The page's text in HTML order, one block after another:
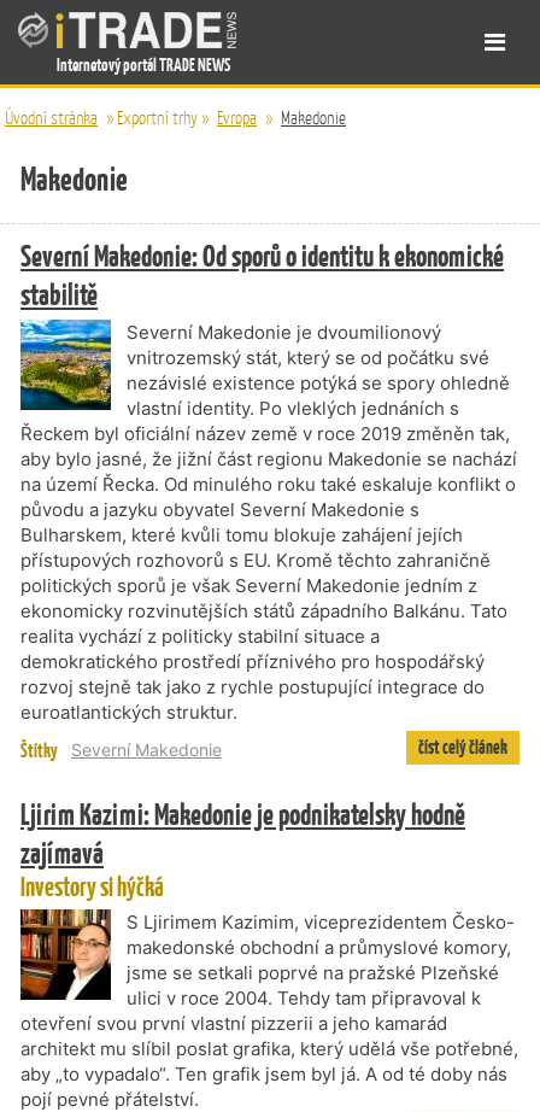
Internetový portál TRADE NEWS
Úvodní stránka » Exportní trhy» Evropa » Makedonie
Makedonie
Severní Makedonie: Od sporů o identitu k ekonomické
stabilitě
Severní Makedonie je dvoumilionový
vnitrozemský stát, který se od počátku své
nezávislé existence potýká se spory ohledně
vlastní identity. Po vleklých jednáních s
Řeckem byl oficiální název země v roce 2019 změněn tak,
aby bylo jasné, že jižní část regionu Makedonie se nachází
na území Řecka. Od minulého roku také eskaluje konflikt o
původu a jazyku obyvatel Severní Makedonie s
Bulharskem, které kvůli tomu blokuje zahájení jejích
přístupových rozhovorů s EU. Kromě těchto zahraničně
politických sporů je však Severní Makedonie jedním z
ekonomicky rozvinutějších států západního Balkánu. Tato
realita vychází z politicky stabilní situace a
demokratického prostředí příznivého pro hospodářský
rozvoj stejně tak jako z rychle postupující integrace do
euroatlantických struktur.
Štítky Severní Makedonie číst celý článek
Ljirim Kazimi: Makedonie je podnikatelsky hodně
zajímavá
Investory si hýčká
S Ljirimem Kazimim, viceprezidentem Česko-
makedonské obchodní a průmyslové komory,
jsme se setkali poprvé na pražské Plzeňské
ulici v roce 2004. Tehdy tam připravoval k
otevření svou první vlastní pizzerii a jeho kamarád
architekt mu slíbil poslat grafika, který udělá vše potřebné,
aby „to vypadalo“. Ten grafik jsem byl já. A od té doby nás
pojí pevné přátelství.